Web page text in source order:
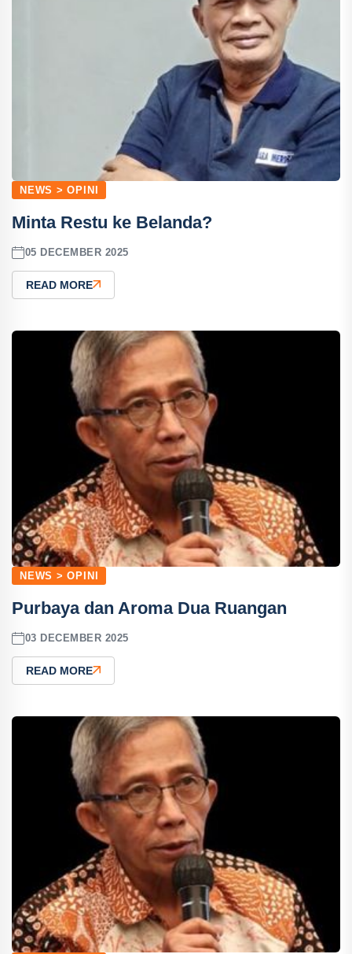
NEWS > OPINI
Minta Restu ke Belanda?
05 DECEMBER 2025
READ MORE
NEWS > OPINI
Purbaya dan Aroma Dua Ruangan
03 DECEMBER 2025
READ MORE